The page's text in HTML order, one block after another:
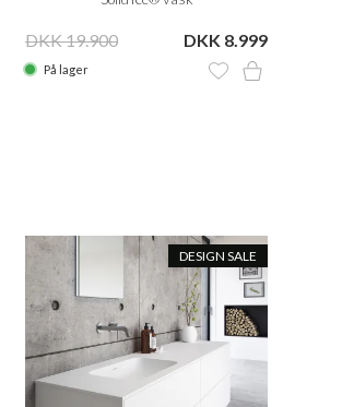
DKK 19.900 DKK 8.999
På lager
DESIGN SALE